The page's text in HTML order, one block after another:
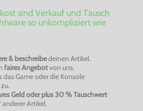
sind Verkauf und Tausch
so unkompliziert wie
& beschreibedeinen Artikel.
faires Angebotvon uns.
das Game oder die Konsole
zu.
Geld oder plus 30 % Tauschwert
anderer Artikel.